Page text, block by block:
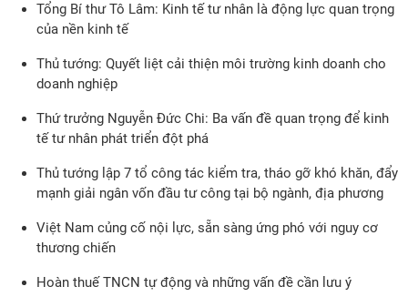
Tổng Bí thư Tô Lâm: Kinh tế tư nhân là động lực quan trọng
của nền kinh tế
Thủ tướng: Quyết liệt cải thiện môi trường kinh doanh cho
doanh nghiệp
Thứ trưởng Nguyễn Đức Chi: Ba vấn đề quan trọng để kinh
tế tư nhân phát triển đột phá
Thủ tướng lập 7 tổ công tác kiểm tra, tháo gỡ khó khăn, đẩy
mạnh giải ngân vốn đầu tư công tại bộ ngành, địa phương
Việt Nam củng cố nội lực, sẵn sàng ứng phó với nguy cơ
thương chiến
Hoàn thuế TNCN tự động và những vấn đề cần lưu ý